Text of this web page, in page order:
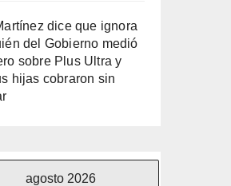
dice que ignora
del Gobierno medió
sobre Plus Ultra y
hijas cobraron sin
agosto 2026